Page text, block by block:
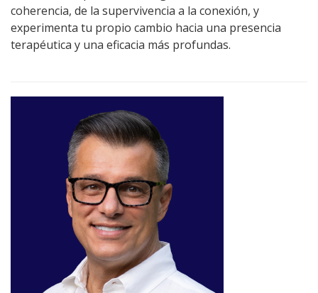
coherencia, de la supervivencia a la conexión, y
experimenta tu propio cambio hacia una presencia
terapéutica y una eficacia más profundas.